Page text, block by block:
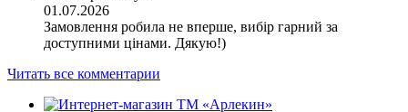
01.07.2026
Замовлення робила не вперше, вибір гарний за
доступними цінами. Дякую!)
Читать все комментарии